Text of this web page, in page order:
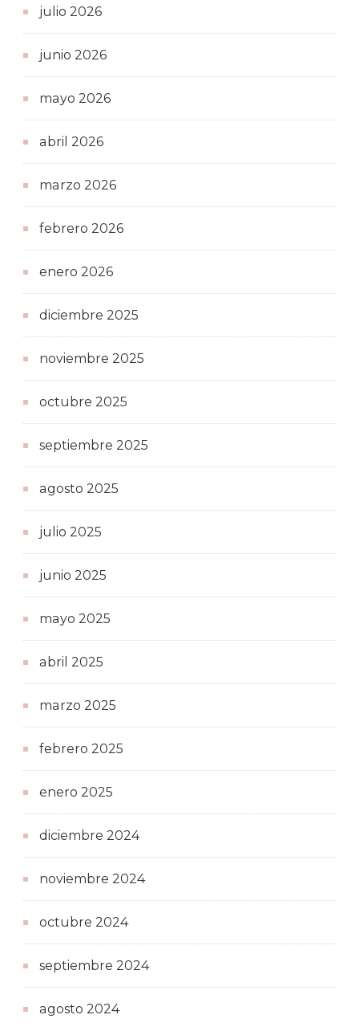
julio 2026
junio 2026
mayo 2026
abril 2026
marzo 2026
febrero 2026
enero 2026
diciembre 2025
noviembre 2025
octubre 2025
septiembre 2025
agosto 2025
julio 2025
junio 2025
mayo 2025
abril 2025
marzo 2025
febrero 2025
enero 2025
diciembre 2024
noviembre 2024
octubre 2024
septiembre 2024
agosto 2024